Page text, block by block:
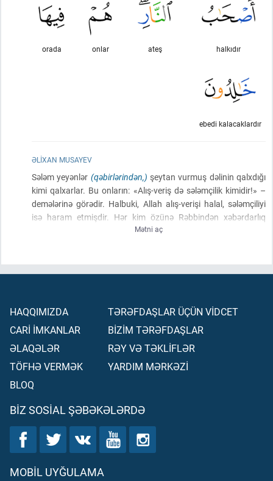
halkıdır
ateş
onlar
orada
ebedi kalacaklardır
ƏLIXAN MUSAYEV
Sələm yeyənlər (qəbirlərindən,) şeytan vurmuş dəlinin qalxdığı
kimi qalxarlar. Bu onların: «Alış-veriş də sələmçilik kimidir!» –
demələrinə görədir. Halbuki, Allah alış-verişi halal, sələmçiliyi
isə haram etmişdir. Hər kim özünə Rəbbindən xəbərdarlıq
(sələmçiliyə)son qoyarsa, keçmişdə aldığı
Mətni aç
HAQQIMIZDA
CARİ İMKANLAR
ƏLAQƏLƏR
TÖFHƏ VERMƏK
BLOQ
TƏRƏFDAŞLAR ÜÇÜN VİDCET
BİZİM TƏRƏFDAŞLAR
RƏY VƏ TƏKLİFLƏR
YARDIM MƏRKƏZİ
BIZ SOSIAL ŞƏBƏKƏLƏRDƏ
MOBIL UYĞULAMA